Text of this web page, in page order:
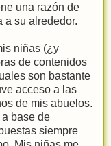
una razón de
a su alrededor.
niñas (¿y
de contenidos
son bastante
acceso a las
de mis abuelos.
base de
siempre